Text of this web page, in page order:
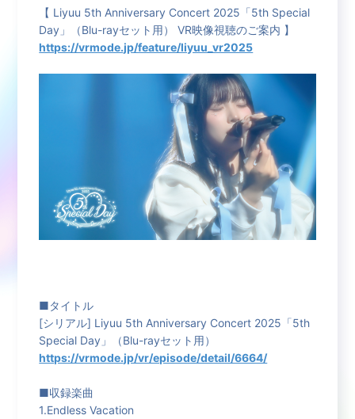
【 Liyuu 5th Anniversary Concert 2025「5th Special
Day」（Blu-rayセット用） VR映像視聴のご案内 】
https://vrmode.jp/feature/liyuu_vr2025
■タイトル
[シリアル] Liyuu 5th Anniversary Concert 2025「5th
Special Day」（Blu-rayセット用）
https://vrmode.jp/vr/episode/detail/6664/
■収録楽曲
1.Endless Vacation